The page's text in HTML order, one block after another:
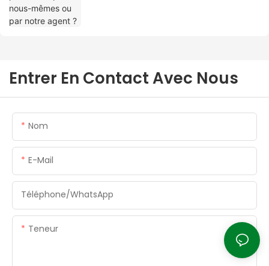
Entrer En Contact Avec Nous
Nom
E-Mail
Téléphone/WhatsApp
Teneur